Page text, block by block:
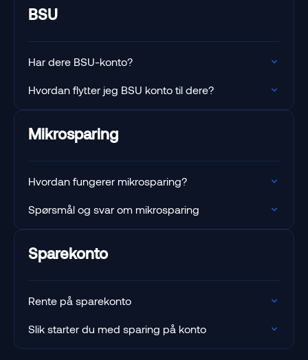
BSU
Har dere BSU-konto?
Hvordan flytter jeg BSU konto til dere?
Mikrosparing
Hvordan fungerer mikrosparing?
Spørsmål og svar om mikrosparing
Sparekonto
Rente på sparekonto
Slik starter du med sparing på konto